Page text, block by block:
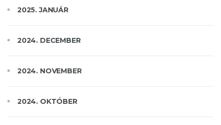
2025. JANUÁR
2024. DECEMBER
2024. NOVEMBER
2024. OKTÓBER